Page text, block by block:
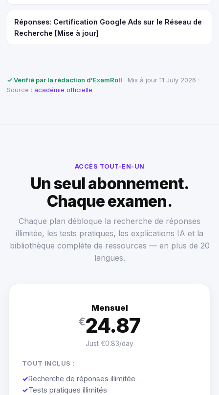
Réponses: Certification Google Ads sur le Réseau de
Recherche [Mise à jour]
✓ Vérifié par la rédaction d'ExamRoll · Mis à jour 11 July 2026 ·
Source : académie officielle
ACCÈS TOUT-EN-UN
Un seul abonnement.
Chaque examen.
Chaque plan débloque la recherche de réponses
illimitée, les tests pratiques, les explications IA et la
bibliothèque complète de ressources — en plus de 20
langues.
Mensuel
€24.87
Just €0.83/day
TOUT INCLUS :
✓Recherche de réponses illimitée
✓Tests pratiques illimités